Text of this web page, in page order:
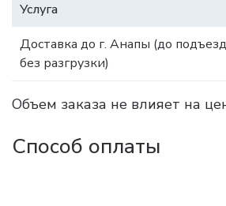
Услуга
Доставка до г. Анапы (до
без разгрузки)
Объем заказа не влияет на
Способ оплаты